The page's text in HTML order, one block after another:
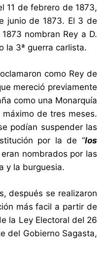
11 de febrero de 1873,
junio de 1873. El 3 de
nombran Rey a D.
la 3ª guerra carlista.
como Rey de
mereció previamente
como una Monarquía
de tres meses.
podían suspender las
por la de “los
nombrados por las
y la burguesia.
después se realizaron
más facil a partir de
la Ley Electoral del 26
del Gobierno Sagasta,